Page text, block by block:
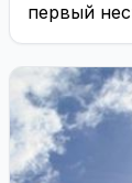
первый